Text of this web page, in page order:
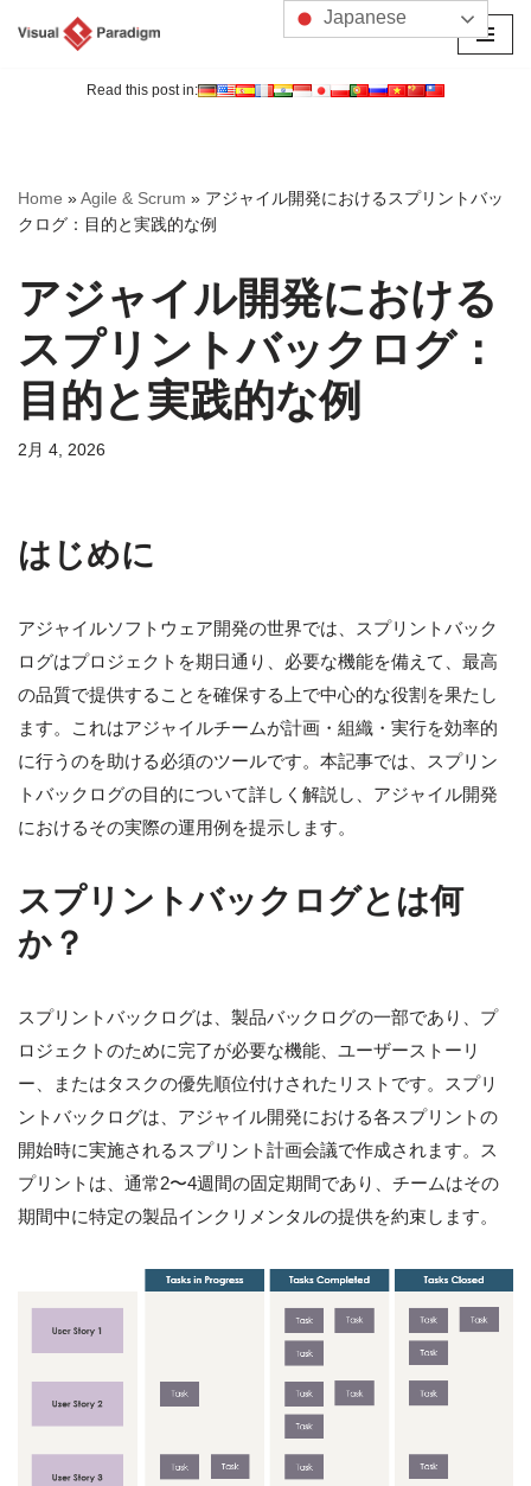
へ
ス
ッ
プ
Read this post in:
Home »Agile & Scrum » アジャイル開発におけるスプリントバッ
クログ：目的と実践的な例
アジャイル開発における
スプリントバックログ：
目的と実践的な例
2月 4, 2026
はじめに
アジャイルソフトウェア開発の世界では、スプリントバック
ログはプロジェクトを期日通り、必要な機能を備えて、最高
の品質で提供することを確保する上で中心的な役割を果たし
ます。これはアジャイルチームが計画・組織・実行を効率的
に行うのを助ける必須のツールです。本記事では、スプリン
トバックログの目的について詳しく解説し、アジャイル開発
におけるその実際の運用例を提示します。
スプリントバックログとは何
か？
スプリントバックログは、製品バックログの一部であり、プ
ロジェクトのために完了が必要な機能、ユーザーストーリ
ー、またはタスクの優先順位付けされたリストです。スプリ
ントバックログは、アジャイル開発における各スプリントの
開始時に実施されるスプリント計画会議で作成されます。ス
プリントは、通常2〜4週間の固定期間であり、チームはその
期間中に特定の製品インクリメンタルの提供を約束します。
Japanese